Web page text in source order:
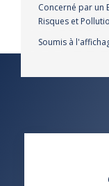
Concerné par un
Risques et
Soumis à